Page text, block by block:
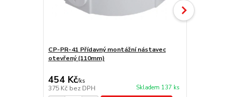
CP-PR-41 Přídavný montážní nástavec
otevřený (110mm)
454 Kč/ks
375 Kč bez DPH Skladem 137 ks